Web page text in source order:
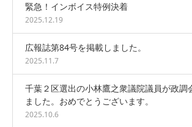
緊急！インボイス特例決着
2025.12.19
広報誌第84号を掲載しました。
2025.11.7
千葉２区選出の小林鷹之衆議院議員が政調
ました。おめでとうございます。
2025.10.6